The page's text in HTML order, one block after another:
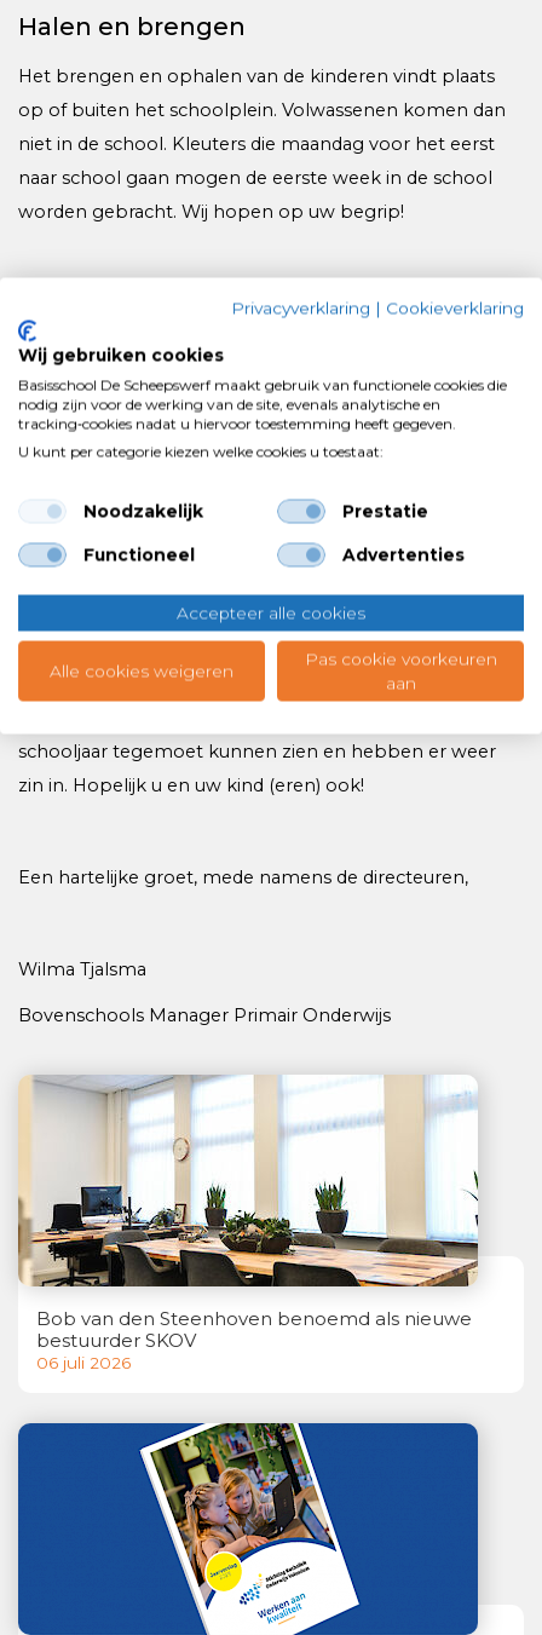
Halen en brengen
Het brengen en ophalen van de kinderen vindt plaats
op of buiten het schoolplein. Volwassenen komen dan
niet in de school. Kleuters die maandag voor het eerst
naar school gaan mogen de eerste week in de school
worden gebracht. Wij hopen op uw begrip!
Maandag van kermis
Traditiegetrouw is de maandag na kermis (7 september)
een vrije dag. Nu de kermis niet doorgaat hebben we
opnieuw naar deze dag gekeken. Op advies van de
directeuren en de GMR (die het vakantierooster vaststelt)
Maandag 7 september hebben de basisscholen een vrije
dag.
Tot slot
schooljaar tegemoet kunnen zien en hebben er weer
zin in. Hopelijk u en uw kind (eren) ook!
Een hartelijke groet, mede namens de directeuren,
Wilma Tjalsma
Bovenschools Manager Primair Onderwijs
Bob van den Steenhoven benoemd als nieuwe
bestuurder SKOV
06 juli 2026
Privacyverklaring | Cookieverklaring
Wij gebruiken cookies
Basisschool De Scheepswerf maakt gebruik van functionele cookies die
nodig zijn voor de werking van de site, evenals analytische en
tracking‑cookies nadat u hiervoor toestemming heeft gegeven.
U kunt per categorie kiezen welke cookies u toestaat:
Noodzakelijk Prestatie
Functioneel Advertenties
Accepteer alle cookies
Alle cookies weigeren
Pas cookie voorkeuren
aan